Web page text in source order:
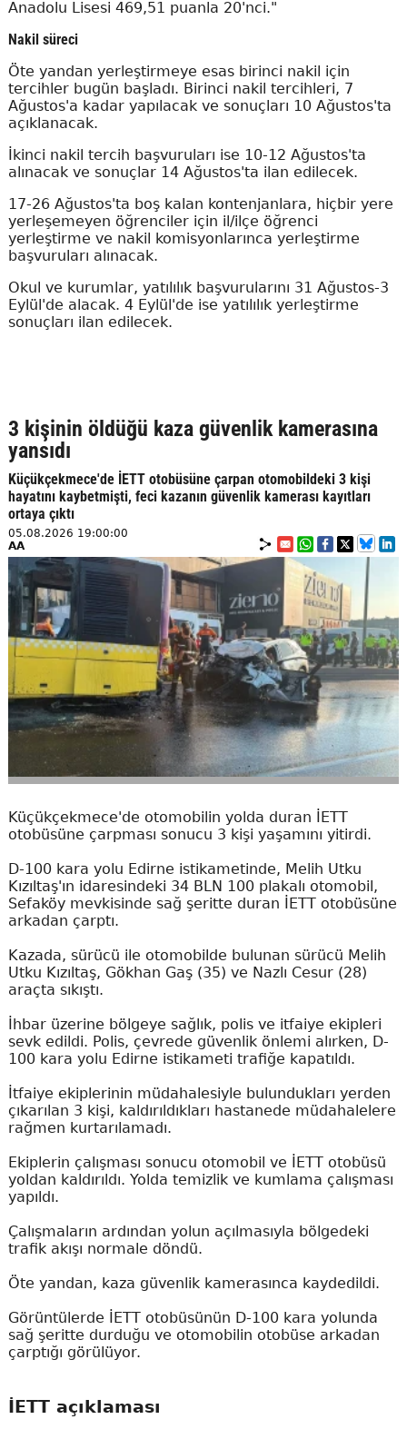
Anadolu Lisesi 469,51 puanla 20'nci."
Nakil süreci
Öte yandan yerleştirmeye esas birinci nakil için
tercihler bugün başladı. Birinci nakil tercihleri, 7
Ağustos'a kadar yapılacak ve sonuçları 10 Ağustos'ta
açıklanacak.
İkinci nakil tercih başvuruları ise 10-12 Ağustos'ta
alınacak ve sonuçlar 14 Ağustos'ta ilan edilecek.
17-26 Ağustos'ta boş kalan kontenjanlara, hiçbir yere
yerleşemeyen öğrenciler için il/ilçe öğrenci
yerleştirme ve nakil komisyonlarınca yerleştirme
başvuruları alınacak.
Okul ve kurumlar, yatılılık başvurularını 31 Ağustos-3
Eylül'de alacak. 4 Eylül'de ise yatılılık yerleştirme
sonuçları ilan edilecek.
3 kişinin öldüğü kaza güvenlik kamerasına
yansıdı
Küçükçekmece'de İETT otobüsüne çarpan otomobildeki 3 kişi
hayatını kaybetmişti, feci kazanın güvenlik kamerası kayıtları
ortaya çıktı
05.08.2026 19:00:00
AA
Küçükçekmece'de otomobilin yolda duran İETT
otobüsüne çarpması sonucu 3 kişi yaşamını yitirdi.
D-100 kara yolu Edirne istikametinde, Melih Utku
Kızıltaş'ın idaresindeki 34 BLN 100 plakalı otomobil,
Sefaköy mevkisinde sağ şeritte duran İETT otobüsüne
arkadan çarptı.
Kazada, sürücü ile otomobilde bulunan sürücü Melih
Utku Kızıltaş, Gökhan Gaş (35) ve Nazlı Cesur (28)
araçta sıkıştı.
İhbar üzerine bölgeye sağlık, polis ve itfaiye ekipleri
sevk edildi. Polis, çevrede güvenlik önlemi alırken, D-
100 kara yolu Edirne istikameti trafiğe kapatıldı.
İtfaiye ekiplerinin müdahalesiyle bulundukları yerden
çıkarılan 3 kişi, kaldırıldıkları hastanede müdahalelere
rağmen kurtarılamadı.
Ekiplerin çalışması sonucu otomobil ve İETT otobüsü
yoldan kaldırıldı. Yolda temizlik ve kumlama çalışması
yapıldı.
Çalışmaların ardından yolun açılmasıyla bölgedeki
trafik akışı normale döndü.
Öte yandan, kaza güvenlik kamerasınca kaydedildi.
Görüntülerde İETT otobüsünün D-100 kara yolunda
sağ şeritte durduğu ve otomobilin otobüse arkadan
çarptığı görülüyor.
İETT açıklaması